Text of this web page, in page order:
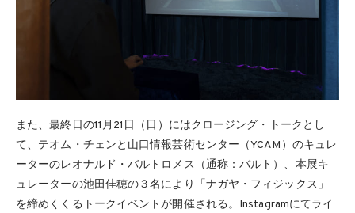
また、最終日の11月21日（日）にはクロージング・トークとし
て、テオム・チェンと山口情報芸術センター（YCAM）のキュレ
ーターのレオナルド・バルトロメス（通称：バルト）、本展キ
ュレーターの池田佳穂の３名により「ナガヤ・フィジックス」
を締めくくるトークイベントが開催される。Instagramにてライ